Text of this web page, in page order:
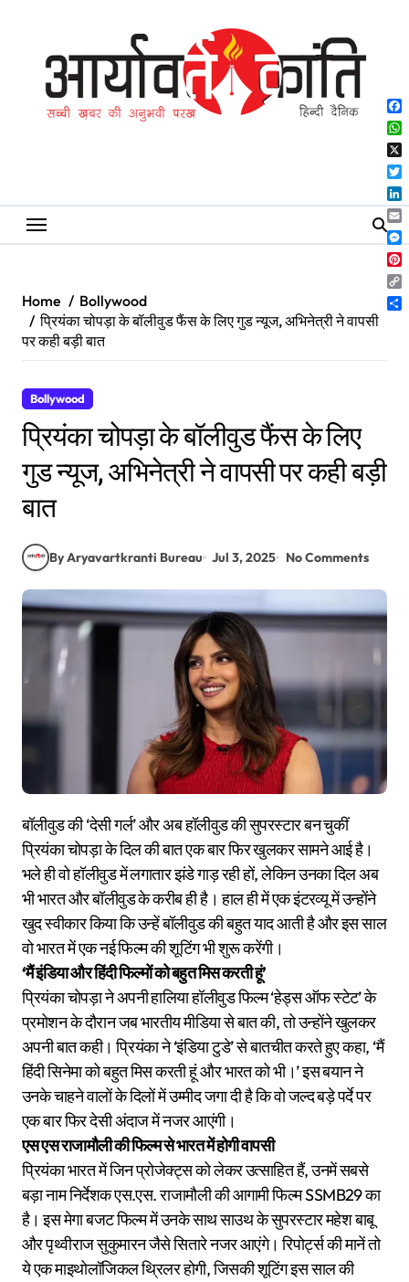
Home
Bollywood
प्रियंका चोपड़ा के बॉलीवुड फैंस के लिए गुड न्यूज, अभिनेत्री ने वापसी
पर कही बड़ी बात
Bollywood
प्रियंका चोपड़ा के बॉलीवुड फैंस के लिए
गुड न्यूज, अभिनेत्री ने वापसी पर कही बड़ी
बात
By Aryavartkranti Bureau Jul 3, 2025 No Comments
बॉलीवुड की ‘देसी गर्ल’ और अब हॉलीवुड की सुपरस्टार बन चुकीं
प्रियंका चोपड़ा के दिल की बात एक बार फिर खुलकर सामने आई है।
भले ही वो हॉलीवुड में लगातार झंडे गाड़ रही हों, लेकिन उनका दिल अब
भी भारत और बॉलीवुड के करीब ही है। हाल ही में एक इंटरव्यू में उन्होंने
खुद स्वीकार किया कि उन्हें बॉलीवुड की बहुत याद आती है और इस साल
वो भारत में एक नई फिल्म की शूटिंग भी शुरू करेंगी।
‘मैं इंडिया और हिंदी फिल्मों को बहुत मिस करती हूं’
प्रियंका चोपड़ा ने अपनी हालिया हॉलीवुड फिल्म ‘हेड्स ऑफ स्टेट’ के
प्रमोशन के दौरान जब भारतीय मीडिया से बात की, तो उन्होंने खुलकर
अपनी बात कही। प्रियंका ने ‘इंडिया टुडे’ से बातचीत करते हुए कहा, ‘मैं
हिंदी सिनेमा को बहुत मिस करती हूं और भारत को भी।’ इस बयान ने
उनके चाहने वालों के दिलों में उम्मीद जगा दी है कि वो जल्द बड़े पर्दे पर
एक बार फिर देसी अंदाज में नजर आएंगी।
एस एस राजामौली की फिल्म से भारत में होगी वापसी
प्रियंका भारत में जिन प्रोजेक्ट्स को लेकर उत्साहित हैं, उनमें सबसे
बड़ा नाम निर्देशक एस.एस. राजामौली की आगामी फिल्म SSMB29 का
है। इस मेगा बजट फिल्म में उनके साथ साउथ के सुपरस्टार महेश बाबू
और पृथ्वीराज सुकुमारन जैसे सितारे नजर आएंगे। रिपोर्ट्स की मानें तो
ये एक माइथोलॉजिकल थ्रिलर होगी, जिसकी शूटिंग इस साल की
X